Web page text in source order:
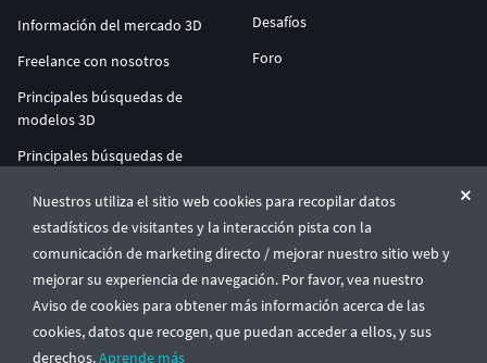
Nuestros utiliza el sitio web cookies para recopilar datos
estadísticos de visitantes y la interacción pista con la
comunicación de marketing directo / mejorar nuestro sitio web y
mejorar su experiencia de navegación. Por favor, vea nuestro
Aviso de cookies para obtener más información acerca de las
cookies, datos que recogen, que puedan acceder a ellos, y sus
derechos.Aprende más
Información del mercado 3D
Freelance con nosotros
Principales búsquedas de
modelos 3D
Principales búsquedas de
Desafíos
Foro
ENTERPRISE 3D AT SCALE
© CGTrader 2011-2026
UAB CGTrader, Antakalnio st. 17, Vilnius, Lithuania
Términos y condicionesPolítica de privacidad🇪🇸 Español